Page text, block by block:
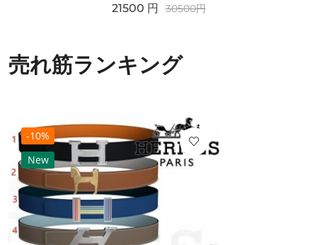
21500 円 30500円
売れ筋ランキング
-10%
New